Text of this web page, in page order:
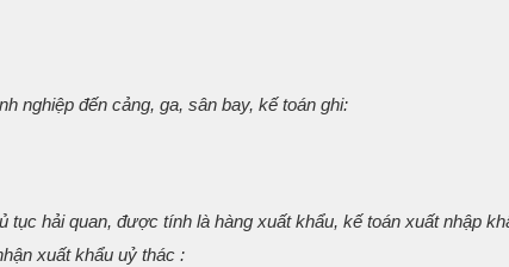
nghiệp đến cảng, ga, sân bay, kế toán ghi:
hải quan, được tính là hàng xuất khẩu, kế toán xuất nhập
xuất khẩu uỷ thác :